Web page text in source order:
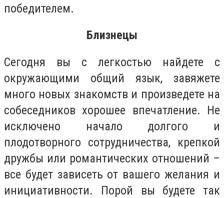
победителем.
Близнецы
Сегодня вы с легкостью найдете с
окружающими общий язык, завяжете
много новых знакомств и произведете на
собеседников хорошее впечатление. Не
исключено начало долгого и
плодотворного сотрудничества, крепкой
дружбы или романтических отношений –
все будет зависеть от вашего желания и
инициативности. Порой вы будете так